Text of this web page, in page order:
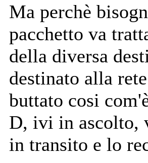
Ma perchè
pacchetto va
della diversa
destinato alla
buttato cosi
D, ivi in ascolto,
in transito e lo